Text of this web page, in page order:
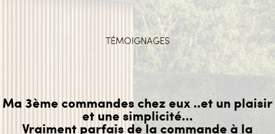
TÉMOIGNAGES
Ma 3ème commandes chez eux ..et un plaisir
et une simplicité…
Vraiment parfais de la commande à la